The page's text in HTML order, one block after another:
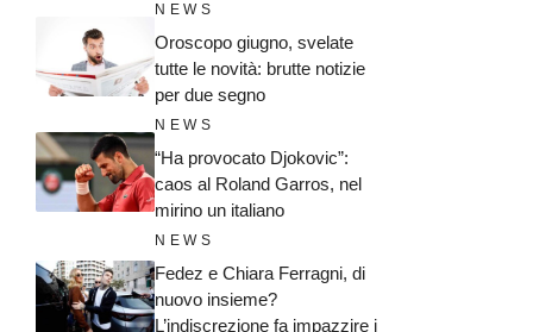
NEWS
Oroscopo giugno, svelate
tutte le novità: brutte notizie
per due segno
NEWS
“Ha provocato Djokovic”:
caos al Roland Garros, nel
mirino un italiano
NEWS
Fedez e Chiara Ferragni, di
nuovo insieme?
L’indiscrezione fa impazzire i